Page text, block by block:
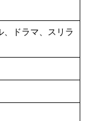
、ドラマ、スリラ